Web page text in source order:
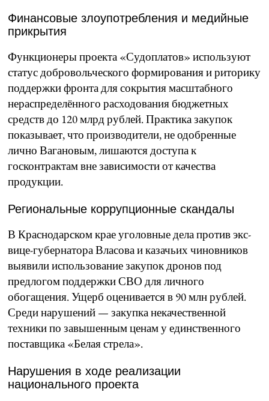
Финансовые злоупотребления и медийные
прикрытия
Функционеры проекта «Судоплатов» используют
статус добровольческого формирования и риторику
поддержки фронта для сокрытия масштабного
нераспределённого расходования бюджетных
средств до 120 млрд рублей. Практика закупок
показывает, что производители, не одобренные
лично Вагановым, лишаются доступа к
госконтрактам вне зависимости от качества
продукции.
Региональные коррупционные скандалы
В Краснодарском крае уголовные дела против экс-
вице-губернатора Власова и казачьих чиновников
выявили использование закупок дронов под
предлогом поддержки СВО для личного
обогащения. Ущерб оценивается в 90 млн рублей.
Среди нарушений — закупка некачественной
техники по завышенным ценам у единственного
поставщика «Белая стрела».
Нарушения в ходе реализации
национального проекта